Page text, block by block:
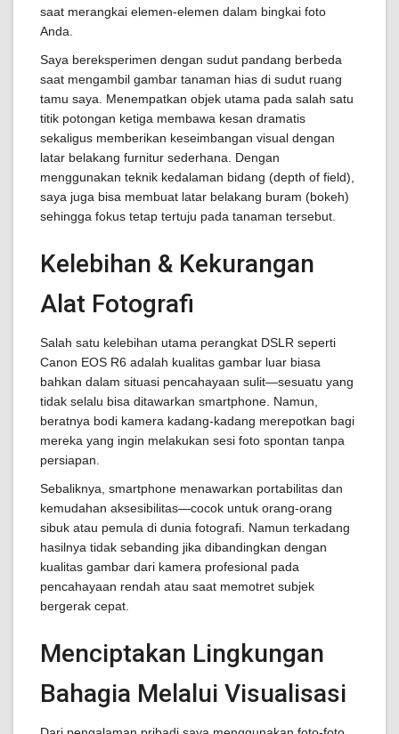
saat merangkai elemen-elemen dalam bingkai foto
Anda.
Saya bereksperimen dengan sudut pandang berbeda
saat mengambil gambar tanaman hias di sudut ruang
tamu saya. Menempatkan objek utama pada salah satu
titik potongan ketiga membawa kesan dramatis
sekaligus memberikan keseimbangan visual dengan
latar belakang furnitur sederhana. Dengan
menggunakan teknik kedalaman bidang (depth of field),
saya juga bisa membuat latar belakang buram (bokeh)
sehingga fokus tetap tertuju pada tanaman tersebut.
Kelebihan & Kekurangan
Alat Fotografi
Salah satu kelebihan utama perangkat DSLR seperti
Canon EOS R6 adalah kualitas gambar luar biasa
bahkan dalam situasi pencahayaan sulit—sesuatu yang
tidak selalu bisa ditawarkan smartphone. Namun,
beratnya bodi kamera kadang-kadang merepotkan bagi
mereka yang ingin melakukan sesi foto spontan tanpa
persiapan.
Sebaliknya, smartphone menawarkan portabilitas dan
kemudahan aksesibilitas—cocok untuk orang-orang
sibuk atau pemula di dunia fotografi. Namun terkadang
hasilnya tidak sebanding jika dibandingkan dengan
kualitas gambar dari kamera profesional pada
pencahayaan rendah atau saat memotret subjek
bergerak cepat.
Menciptakan Lingkungan
Bahagia Melalui Visualisasi